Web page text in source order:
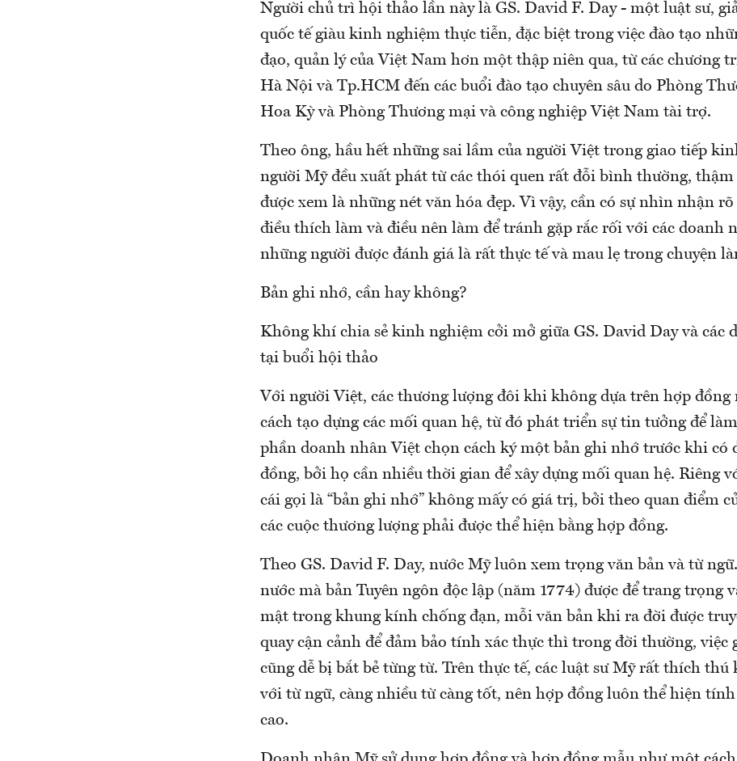
Người chủ trì hội thảo lần này là GS. David F. Day - một luật sư,
quốc tế giàu kinh nghiệm thực tiễn, đặc biệt trong việc đào tạo
đạo, quản lý của Việt Nam hơn một thập niên qua, từ các chương
Hà Nội và Tp.HCM đến các buổi đào tạo chuyên sâu do Phòng
Hoa Kỳ và Phòng Thương mại và công nghiệp Việt Nam tài trợ.
Theo ông, hầu hết những sai lầm của người Việt trong giao tiếp
người Mỹ đều xuất phát từ các thói quen rất đỗi bình thường,
được xem là những nét văn hóa đẹp. Vì vậy, cần có sự nhìn nhận
điều thích làm và điều nên làm để tránh gặp rắc rối với các doanh
những người được đánh giá là rất thực tế và mau lẹ trong chuyện
Bản ghi nhớ, cần hay không?
Không khí chia sẻ kinh nghiệm cởi mở giữa GS. David Day và các
tại buổi hội thảo
Với người Việt, các thương lượng đôi khi không dựa trên hợp đồng
cách tạo dựng các mối quan hệ, từ đó phát triển sự tin tưởng để
phần doanh nhân Việt chọn cách ký một bản ghi nhớ trước khi có
đồng, bởi họ cần nhiều thời gian để xây dựng mối quan hệ. Riêng
cái gọi là “bản ghi nhớ” không mấy có giá trị, bởi theo quan điểm
các cuộc thương lượng phải được thể hiện bằng hợp đồng.
Theo GS. David F. Day, nước Mỹ luôn xem trọng văn bản và từ
nước mà bản Tuyên ngôn độc lập (năm 1774) được để trang trọng
mật trong khung kính chống đạn, mỗi văn bản khi ra đời được
quay cận cảnh để đảm bảo tính xác thực thì trong đời thường, việc
cũng dễ bị bắt bẻ từng từ. Trên thực tế, các luật sư Mỹ rất thích thú
với từ ngữ, càng nhiều từ càng tốt, nên hợp đồng luôn thể hiện
cao.